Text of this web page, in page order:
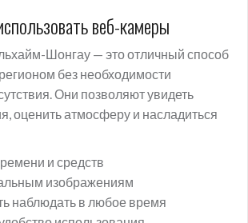
веб-камеры
Шонгау — это отличный способ
без необходимости
Они позволяют увидеть
оценить атмосферу и насладиться
и средств
изображениям
наблюдать в любое время